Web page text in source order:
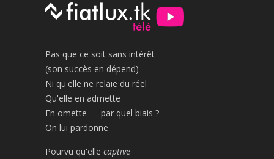
Pas que ce soit sans intérêt
(son succès en dépend)
Ni qu'elle ne relaie du réel
Qu'elle en admette
En omette — par quel biais ?
On lui pardonne
Pourvu qu'elle captive